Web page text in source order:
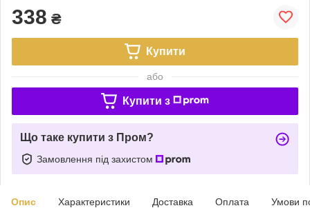
338 ₴
Купити
або
Купити з
Що таке купити з Пром?
Замовлення під захистом
Опис Характеристики Доставка Оплата Умови